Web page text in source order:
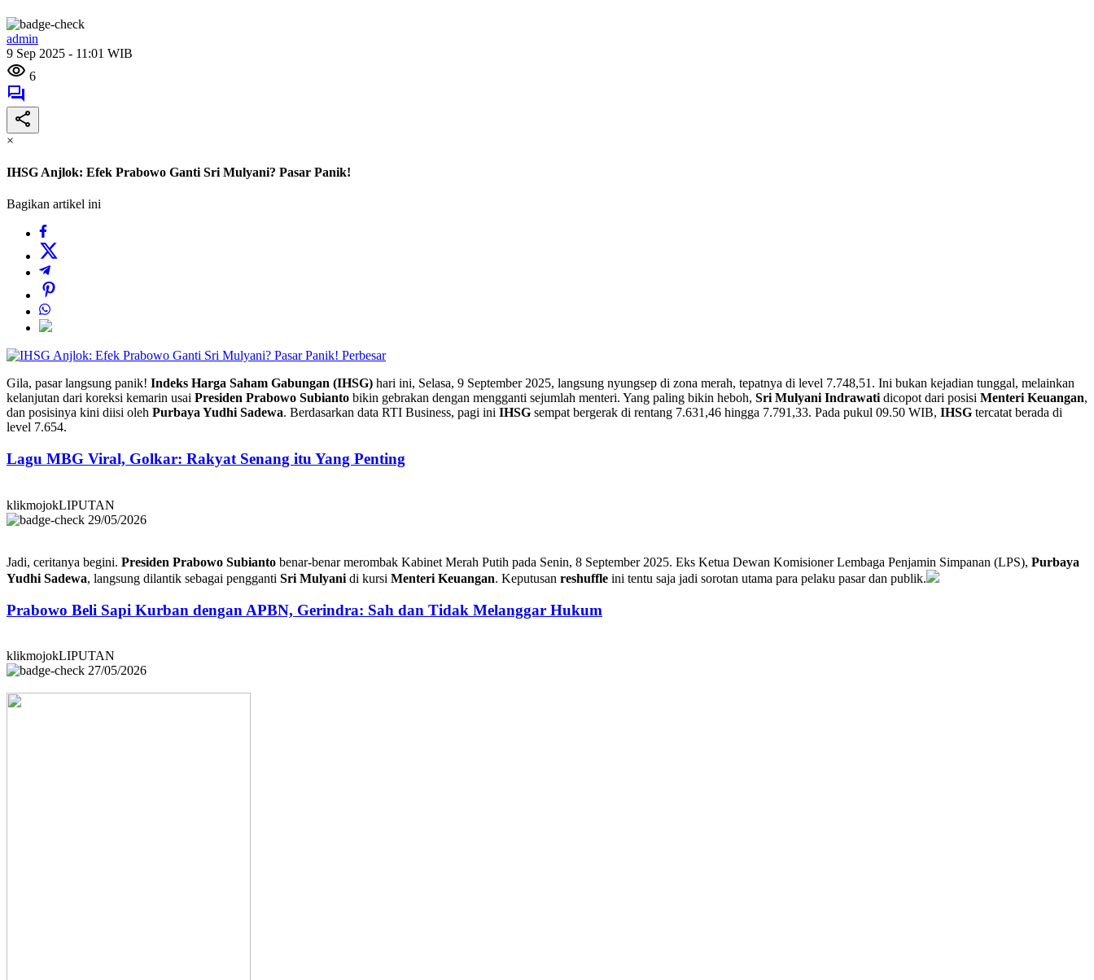
admin
9 Sep 2025 - 11:01 WIB
6
×
IHSG Anjlok: Efek Prabowo Ganti Sri Mulyani? Pasar Panik!
Bagikan artikel ini
Perbesar
Gila, pasar langsung panik! Indeks Harga Saham Gabungan (IHSG) hari ini, Selasa, 9 September 2025, langsung nyungsep di zona merah, tepatnya di level 7.748,51. Ini bukan kejadian tunggal, melainkan
kelanjutan dari koreksi kemarin usai Presiden Prabowo Subianto bikin gebrakan dengan mengganti sejumlah menteri. Yang paling bikin heboh, Sri Mulyani Indrawatidicopot dari posisi Menteri Keuangan,
dan posisinya kini diisi oleh Purbaya Yudhi Sadewa. Berdasarkan data RTI Business, pagi ini IHSG sempat bergerak di rentang 7.631,46 hingga 7.791,33. Pada pukul 09.50 WIB, IHSG tercatat berada di
level 7.654.
Lagu MBG Viral, Golkar: Rakyat Senang itu Yang Penting
klikmojokLIPUTAN
29/05/2026
Jadi, ceritanya begini. Presiden Prabowo Subianto benar-benar merombak Kabinet Merah Putih pada Senin, 8 September 2025. Eks Ketua Dewan Komisioner Lembaga Penjamin Simpanan (LPS), Purbaya
Yudhi Sadewa, langsung dilantik sebagai pengganti Sri Mulyani di kursi Menteri Keuangan. Keputusan reshuffle ini tentu saja jadi sorotan utama para pelaku pasar dan publik.
Prabowo Beli Sapi Kurban dengan APBN, Gerindra: Sah dan Tidak Melanggar Hukum
klikmojokLIPUTAN
27/05/2026